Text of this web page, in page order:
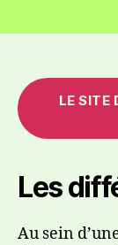
LE SITE
Les
Au sein